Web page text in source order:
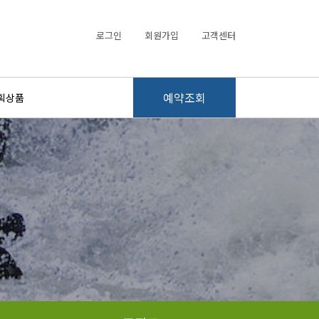
로그인 회원가입 고객센터
상품 예약조회